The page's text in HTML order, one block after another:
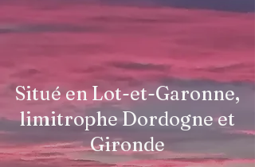
Situé en Lot-et-Garonne,
limitrophe Dordogne et
Gironde